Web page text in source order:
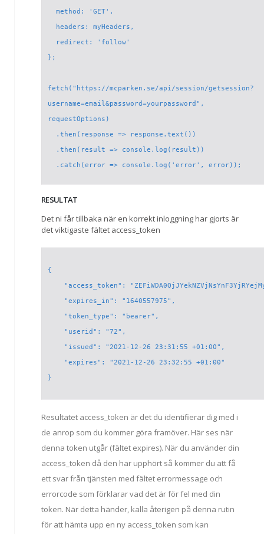
};
fetch("https://mcparken.se/api/session/getsession?
username=email&password=yourpassword",
requestOptions)
RESULTAT
Det ni får tillbaka när en korrekt inloggning har gjorts är
det viktigaste fältet access_token
{
"access_token":
"expires_in": "1640557975",
"token_type": "bearer",
"userid": "72",
"issued": "2021-12-26 23:31:55 +01:00",
"expires": "2021-12-26 23:32:55 +01:00"
}
Resultatet access_token är det du identifierar dig med i
de anrop som du kommer göra framöver. Här ses när
denna token utgår (fältet expires). När du använder din
access_token då den har upphört så kommer du att få
ett svar från tjänsten med fältet errormessage och
errorcode som förklarar vad det är för fel med din
token. När detta händer, kalla återigen på denna rutin
för att hämta upp en ny access_token som kan